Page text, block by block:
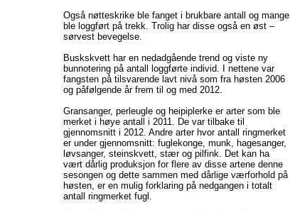
Også nøtteskrike ble fanget i brukbare antall og mange
ble loggført på trekk. Trolig har disse også en øst –
sørvest bevegelse.
Buskskvett har en nedadgående trend og viste ny
bunnotering på antall loggførte individ. I nettene var
fangsten på tilsvarende lavt nivå som fra høsten 2006
og påfølgende år frem til og med 2012.
Gransanger, perleugle og heipiplerke er arter som ble
merket i høye antall i 2011. De var tilbake til
gjennomsnitt i 2012. Andre arter hvor antall ringmerket
er under gjennomsnitt: fuglekonge, munk, hagesanger,
løvsanger, steinskvett, stær og pilfink. Det kan ha
vært dårlig produksjon for flere av disse artene denne
sesongen og dette sammen med dårlige værforhold på
høsten, er en mulig forklaring på nedgangen i totalt
antall ringmerket fugl.